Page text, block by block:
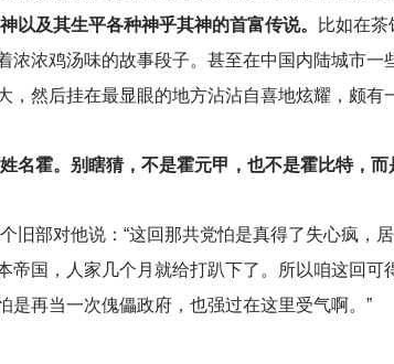
以及其生平各种神乎其神的首富传说。
比如在
浓浓鸡汤味的故事段子。甚至在中国内陆城市一
，然后挂在最显眼的地方沾沾自喜地炫耀，颇有
名霍。别瞎猜，不是霍元甲，也不是霍比特，而
旧部对他说：“这回那共党怕是真得了失心疯，
帝国，人家几个月就给打趴下了。所以咱这回可
再当一次傀儡政府，也强过在这里受气啊。”